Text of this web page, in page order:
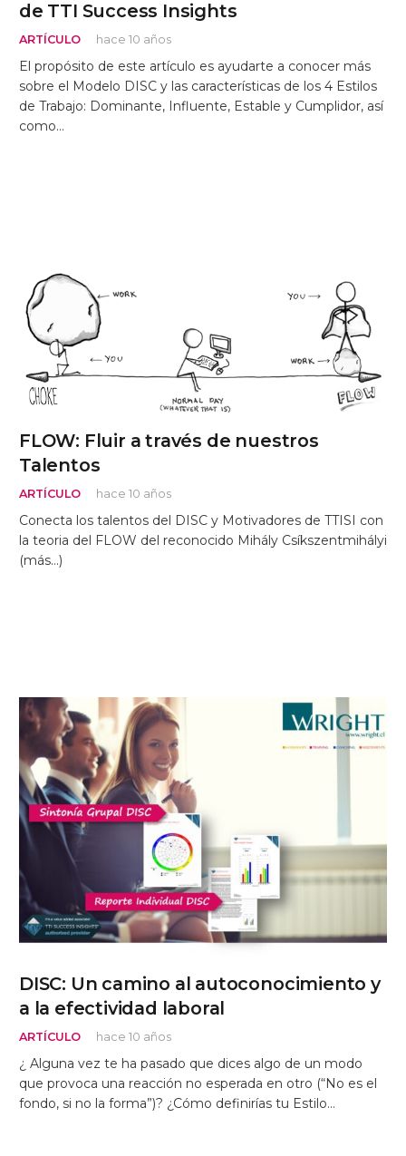
de TTI Success Insights
ARTÍCULO hace 10 años
El propósito de este artículo es ayudarte a conocer más
sobre el Modelo DISC y las características de los 4 Estilos
de Trabajo: Dominante, Influente, Estable y Cumplidor, así
como…
FLOW: Fluir a través de nuestros
Talentos
ARTÍCULO hace 10 años
Conecta los talentos del DISC y Motivadores de TTISI con
la teoria del FLOW del reconocido Mihály Csíkszentmihályi
(más…)
DISC: Un camino al autoconocimiento y
a la efectividad laboral
ARTÍCULO hace 10 años
¿ Alguna vez te ha pasado que dices algo de un modo
que provoca una reacción no esperada en otro (“No es el
fondo, si no la forma”)? ¿Cómo definirías tu Estilo…